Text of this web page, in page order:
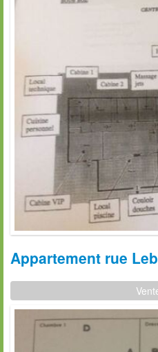
Appartement rue